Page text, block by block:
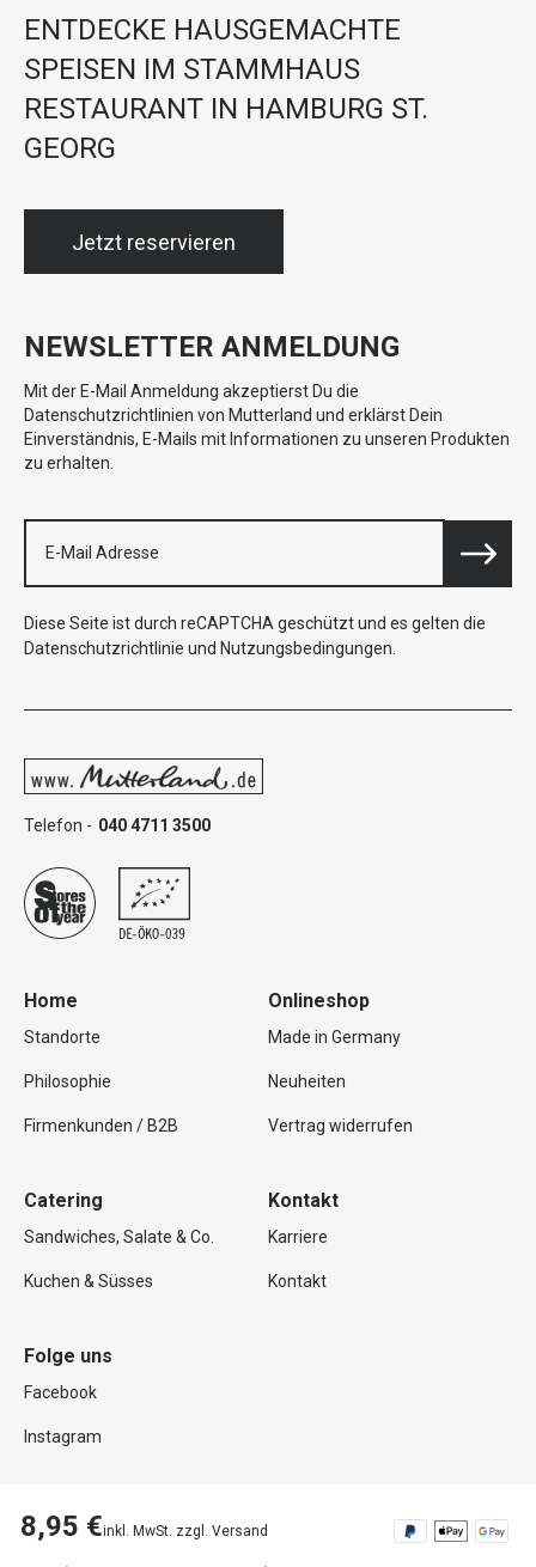
8,95 €inkl. MwSt. zzgl. Versand
ENTDECKE HAUSGEMACHTE
SPEISEN IM STAMMHAUS
RESTAURANT IN HAMBURG ST.
GEORG
Jetzt reservieren
NEWSLETTER ANMELDUNG
Mit der E-Mail Anmeldung akzeptierst Du die
Datenschutzrichtlinien von Mutterland und erklärst Dein
Einverständnis, E-Mails mit Informationen zu unseren Produkten
zu erhalten.
Diese Seite ist durch reCAPTCHA geschützt und es gelten die
Datenschutzrichtlinie und Nutzungsbedingungen
Telefon - 040 4711 3500
Home
Standorte
Philosophie
Firmenkunden / B2B
Onlineshop
Made in Germany
Neuheiten
Vertrag widerrufen
Catering
Sandwiches, Salate & Co.
Kuchen & Süsses
Kontakt
Karriere
Kontakt
Folge uns
Facebook
Instagram
Copyright © 2026 Mutterland GmbH. Alle Rechte vorbehalten.